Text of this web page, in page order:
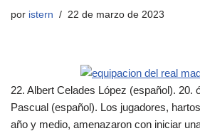
por istern 22 de marzo de 2023
22. Albert Celades López (español). 20.
Pascual (español). Los jugadores,
año y medio, amenazaron con iniciar